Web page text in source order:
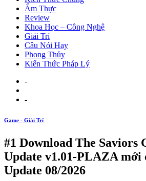
Ẩm Thực
Review
Khoa Học – Công Nghệ
Giải Trí
Câu Nói Hay
Phong Thủy
Kiến Thức Pháp Lý
-
-
Game - Giải Trí
#1 Download The Saviors
Update v1.01-PLAZA mới
Update 08/2026